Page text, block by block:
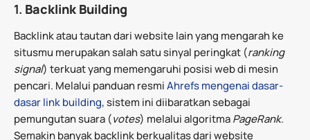
1. Backlink Building
Backlink atau tautan dari website lain yang mengarah ke
situsmu merupakan salah satu sinyal peringkat (ranking
signal) terkuat yang memengaruhi posisi web di mesin
pencari. Melalui panduan resmiAhrefs mengenai dasar-
dasar link building, sistem ini diibaratkan sebagai
pemungutan suara (votes) melalui algoritmaPageRank.
Semakin banyak backlink berkualitas dari website